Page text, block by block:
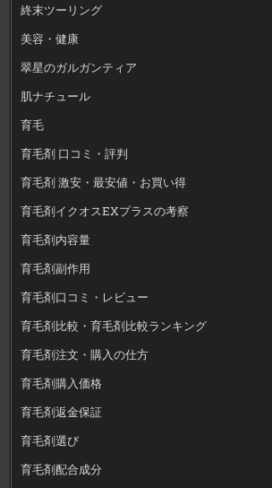
終末ツーリング
美容・健康
翠星のガルガンティア
肌ナチュール
育毛
育毛剤 口コミ・評判
育毛剤 激安・最安値・お買い得
育毛剤イクオスEXプラスの考察
育毛剤内容量
育毛剤副作用
育毛剤口コミ・レビュー
育毛剤比較・育毛剤比較ランキング
育毛剤注文・購入の仕方
育毛剤購入価格
育毛剤返金保証
育毛剤選び
育毛剤配合成分